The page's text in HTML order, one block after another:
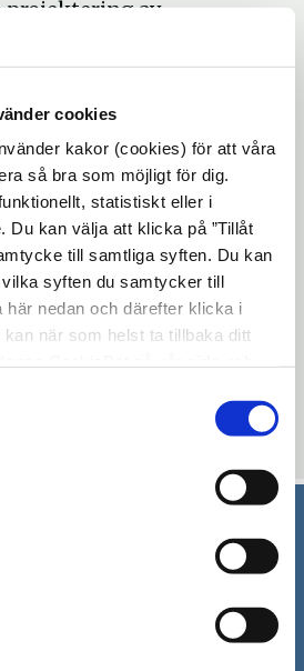
cookies
kakor (cookies) för att våra
så bra som möjligt för dig.
statistiskt eller i
Du kan välja att klicka på ”Tillåt
till samtliga syften. Du kan
syften du samtycker till
här nedan och därefter klicka i
kan när som helst ta tillbaka ditt
om hur kakorna används och
inhämtar och behandlar
projektering av
26